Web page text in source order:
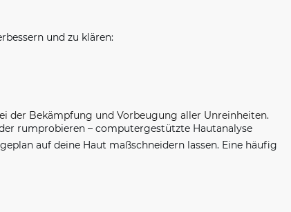
und zu klären:
der Bekämpfung und Vorbeugung aller Unreinheiten.
rumprobieren – computergestützte Hautanalyse
auf deine Haut maßschneidern lassen. Eine häufig